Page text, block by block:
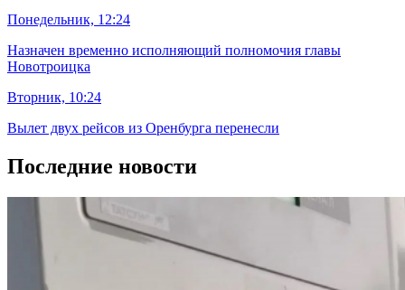
Понедельник, 12:24
Назначен временно исполняющий полномочия главы
Новотроицка
Вторник, 10:24
Вылет двух рейсов из Оренбурга перенесли
Последние новости